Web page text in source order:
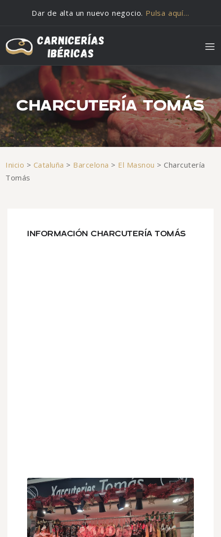
Dar de alta un nuevo negocio. Pulsa aquí…
CHARCUTERÍA TOMÁS
Inicio > Cataluña > Barcelona > El Masnou >Charcutería
Tomás
INFORMACIÓN CHARCUTERÍA TOMÁS